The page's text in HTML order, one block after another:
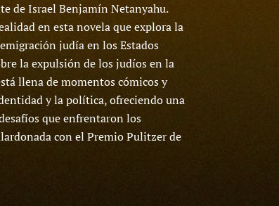
de Israel Benjamín Netanyahu.
en esta novela que explora la
judía en los Estados
la expulsión de los judíos en la
llena de momentos cómicos y
y la política, ofreciendo una
que enfrentaron los
con el Premio Pulitzer de